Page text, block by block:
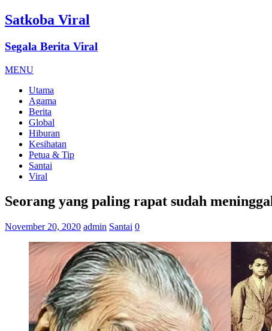
Satkoba Viral
Segala Berita Viral
MENU
Utama
Agama
Berita
Global
Hiburan
Kesihatan
Petua & Tip
Santai
Viral
Seorang yang paling rapat sudah
November 20, 2020 admin Santai 0